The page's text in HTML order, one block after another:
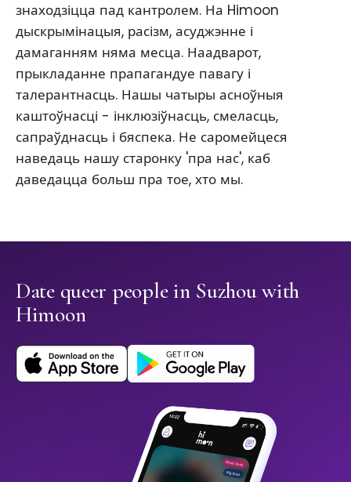
знаходзіцца пад кантролем. На Himoon
дыскрымінацыя, расізм, асуджэнне і
дамаганням няма месца. Наадварот,
прыкладанне прапагандуе павагу і
талерантнасць. Нашы чатыры асноўныя
каштоўнасці - інклюзіўнасць, смеласць,
сапраўднасць і бяспека. Не саромейцеся
наведаць нашу старонку 'пра нас', каб
даведацца больш пра тое, хто мы.
Date queer people in Suzhou with
Himoon